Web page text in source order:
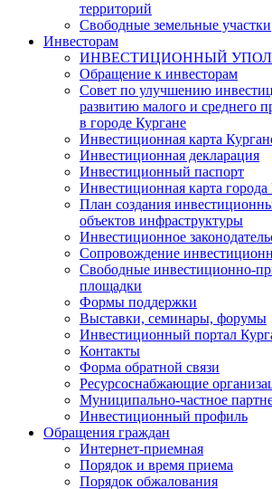
территорий
Свободные земельные участки
Инвесторам
ИНВЕСТИЦИОННЫЙ
Обращение к инвесторам
Совет по улучшению
развитию малого и среднего
в городе Кургане
Инвестиционная карта
Инвестиционная декларация
Инвестиционный паспорт
Инвестиционная карта города
План создания
объектов инфраструктуры
Инвестиционное
Сопровождение
Свободные инвестиционно-
площадки
Формы поддержки
Выставки, семинары, форумы
Инвестиционный портал
Контакты
Форма обратной связи
Ресурсоснабжающие
Муниципально-частное
Инвестиционный профиль
Обращения граждан
Интернет-приемная
Порядок и время приема
Порядок обжалования